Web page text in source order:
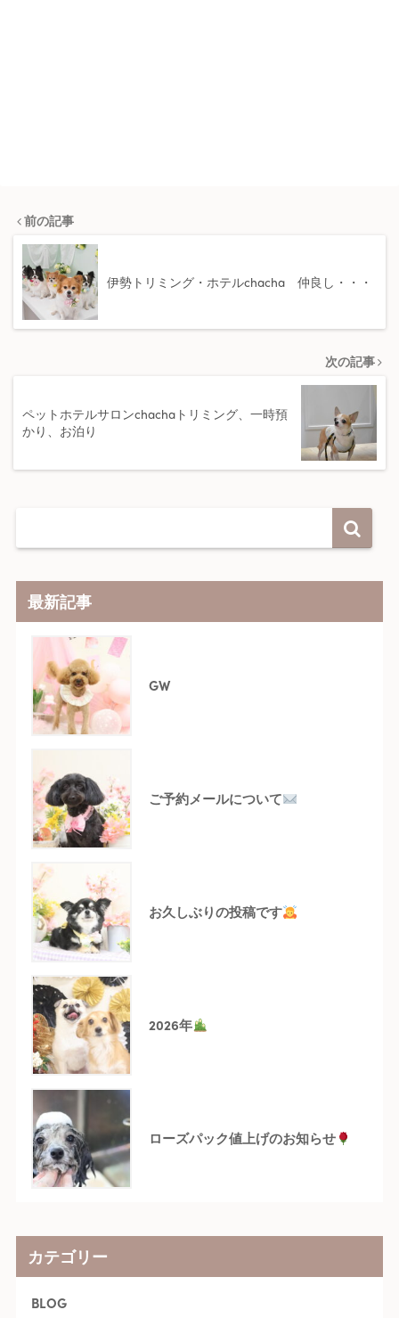
前の記事
伊勢トリミング・ホテルchacha 仲良し・・・
次の記事
ペットホテルサロンchachaトリミング、一時預
かり、お泊り
最新記事
GW
ご予約メールについて
お久しぶりの投稿です
2026年
ローズパック値上げのお知らせ
カテゴリー
BLOG